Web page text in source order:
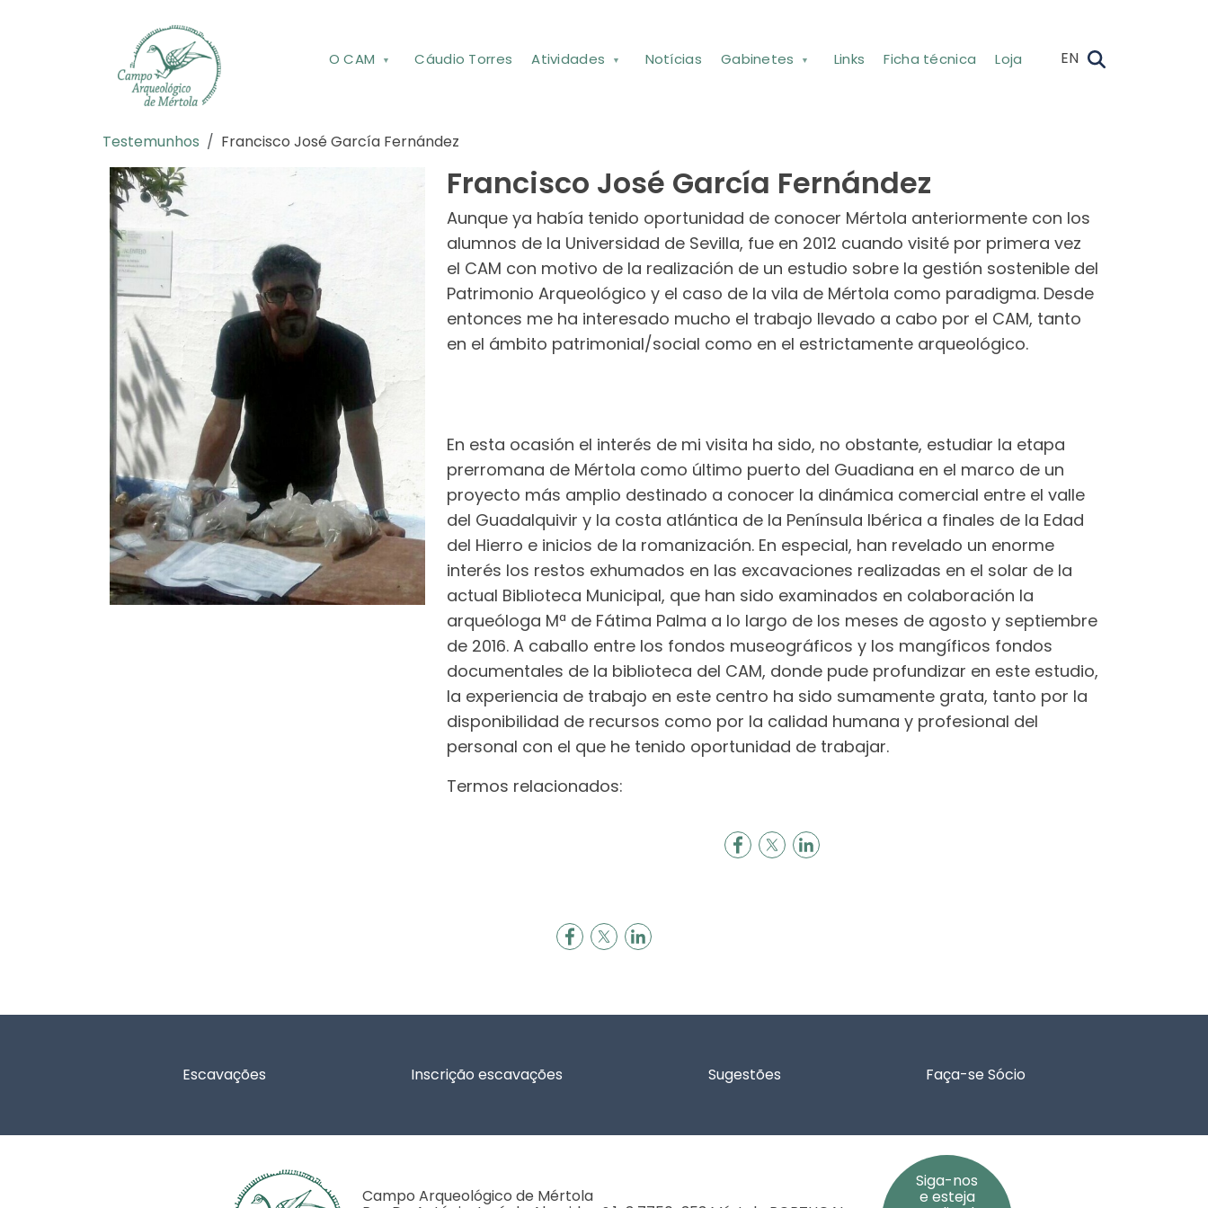
O CAM Cáudio Torres Atividades Notícias Gabinetes Links Ficha técnica Loja EN
Navegação estrutural
Testemunhos Francisco José García Fernández
Francisco José García Fernández
Aunque ya había tenido oportunidad de conocer Mértola anteriormente con los
alumnos de la Universidad de Sevilla, fue en 2012 cuando visité por primera vez
el CAM con motivo de la realización de un estudio sobre la gestión sostenible del
Patrimonio Arqueológico y el caso de la vila de Mértola como paradigma. Desde
entonces me ha interesado mucho el trabajo llevado a cabo por el CAM, tanto
en el ámbito patrimonial/social como en el estrictamente arqueológico.
En esta ocasión el interés de mi visita ha sido, no obstante, estudiar la etapa
prerromana de Mértola como último puerto del Guadiana en el marco de un
proyecto más amplio destinado a conocer la dinámica comercial entre el valle
del Guadalquivir y la costa atlántica de la Península Ibérica a finales de la Edad
del Hierro e inicios de la romanización. En especial, han revelado un enorme
interés los restos exhumados en las excavaciones realizadas en el solar de la
actual Biblioteca Municipal, que han sido examinados en colaboración la
arqueóloga Mª de Fátima Palma a lo largo de los meses de agosto y septiembre
de 2016. A caballo entre los fondos museográficos y los mangíficos fondos
documentales de la biblioteca del CAM, donde pude profundizar en este estudio,
la experiencia de trabajo en este centro ha sido sumamente grata, tanto por la
disponibilidad de recursos como por la calidad humana y profesional del
personal con el que he tenido oportunidad de trabajar.
Termos relacionados:
Escavações Inscrição escavações Sugestões Faça-se Sócio
Campo Arqueológico de Mértola
Siga-nos
e esteja